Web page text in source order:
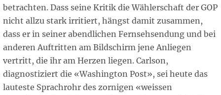
betrachten. Dass seine Kritik die Wählerschaft der GOP
nicht allzu stark irritiert, hängst damit zusammen,
dass er in seiner abendlichen Fernsehsendung und bei
anderen Auftritten am Bildschirm jene Anliegen
vertritt, die ihr am Herzen liegen. Carlson,
diagnostiziert die «Washington Post», sei heute das
lauteste Sprachrohr des zornigen «weissen